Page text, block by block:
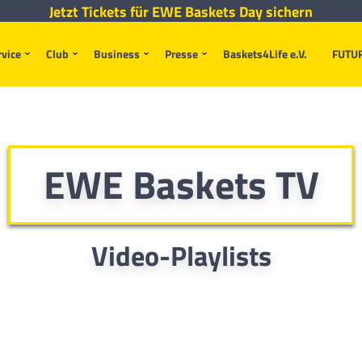
Club Business Presse Baskets4Life e.V.
Jetzt Tickets für EWE Baskets Day sichern
EWE Baskets TV
Video-Playlists